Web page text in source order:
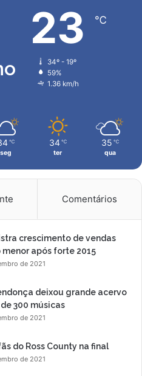
23 ℃
34º - 19º
59%
1.36 km/h
℃
seg
34 ℃
ter
35 ℃
qua
Comentários
crescimento de vendas
menor após forte 2015
de 2021
deixou grande acervo
300 músicas
de 2021
do Ross County na final
de 2021